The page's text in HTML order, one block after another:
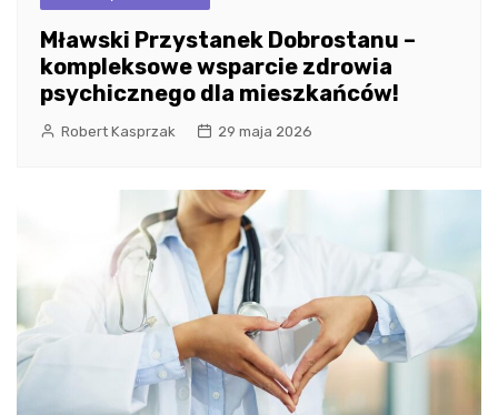
Mławski Przystanek Dobrostanu –
kompleksowe wsparcie zdrowia
psychicznego dla mieszkańców!
Robert Kasprzak 29 maja 2026